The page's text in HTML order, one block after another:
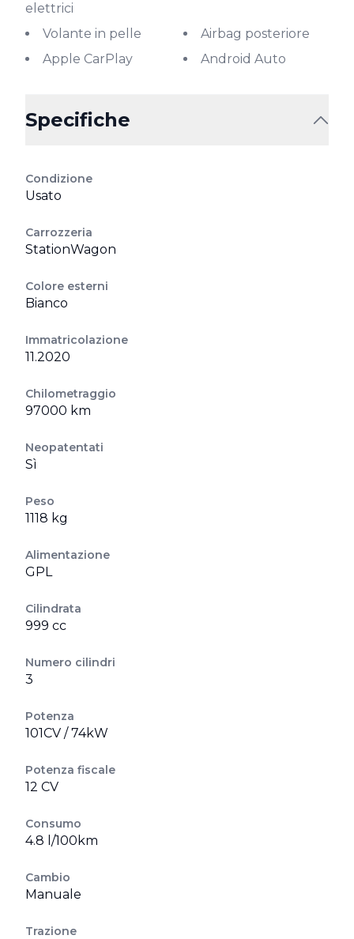
elettrici
Volante in pelle
Airbag posteriore
Apple CarPlay
Android Auto
Specifiche
Condizione
Usato
Carrozzeria
StationWagon
Colore esterni
Bianco
Immatricolazione
11.2020
Chilometraggio
97000 km
Neopatentati
Sì
Peso
1118 kg
Alimentazione
GPL
Cilindrata
999 cc
Numero cilindri
3
Potenza
101CV / 74kW
Potenza fiscale
12 CV
Consumo
4.8 l/100km
Cambio
Manuale
Trazione